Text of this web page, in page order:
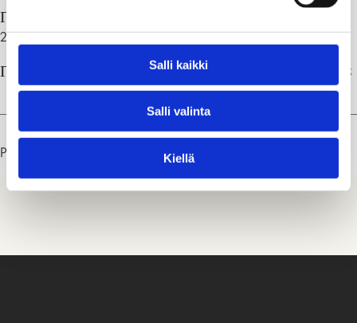
Salli kaikki
Salli valinta
Kiellä
Прийом в інший час за попереднім записом: 019 289
2291, 019 2892298, 019 2892292
Прийом в Ханко за попереднім записом: 019 2892298
Päivitetty: 14.02.25